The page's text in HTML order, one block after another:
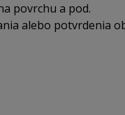
povrchu a pod.
alebo potvrdenia